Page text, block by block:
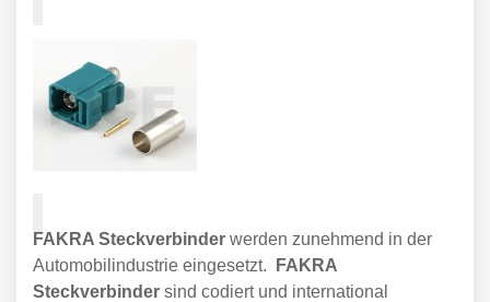
FAKRA Steckverbinder werden zunehmend in der
Automobilindustrie eingesetzt.
FAKRA
Steckverbinder sind codiert und international